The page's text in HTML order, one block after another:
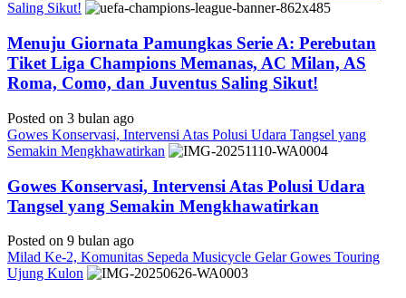
Saling Sikut!
Menuju Giornata Pamungkas Serie A: Perebutan
Tiket Liga Champions Memanas, AC Milan, AS
Roma, Como, dan Juventus Saling Sikut!
Posted on 3 bulan ago
Gowes Konservasi, Intervensi Atas Polusi Udara Tangsel yang
Semakin Mengkhawatirkan
Gowes Konservasi, Intervensi Atas Polusi Udara
Tangsel yang Semakin Mengkhawatirkan
Posted on 9 bulan ago
Milad Ke-2, Komunitas Sepeda Musicycle Gelar Gowes Touring
Ujung Kulon